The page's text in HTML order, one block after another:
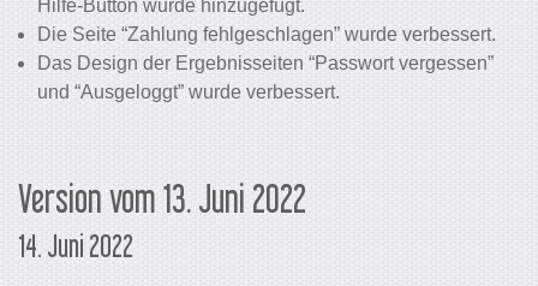
Hilfe-Button wurde hinzugefügt.
Die Seite “Zahlung fehlgeschlagen” wurde verbessert.
Das Design der Ergebnisseiten “Passwort vergessen”
und “Ausgeloggt” wurde verbessert.
Version vom 13. Juni 2022
14. Juni 2022